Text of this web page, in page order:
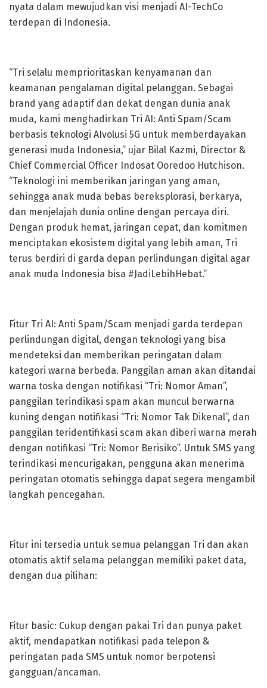
nyata dalam mewujudkan visi menjadi AI-TechCo
terdepan di Indonesia.
“Tri selalu memprioritaskan kenyamanan dan
keamanan pengalaman digital pelanggan. Sebagai
brand yang adaptif dan dekat dengan dunia anak
muda, kami menghadirkan Tri AI: Anti Spam/Scam
berbasis teknologi AIvolusi 5G untuk memberdayakan
generasi muda Indonesia,” ujar Bilal Kazmi, Director &
Chief Commercial Officer Indosat Ooredoo Hutchison.
“Teknologi ini memberikan jaringan yang aman,
sehingga anak muda bebas bereksplorasi, berkarya,
dan menjelajah dunia online dengan percaya diri.
Dengan produk hemat, jaringan cepat, dan komitmen
menciptakan ekosistem digital yang lebih aman, Tri
terus berdiri di garda depan perlindungan digital agar
anak muda Indonesia bisa #JadiLebihHebat.”
Fitur Tri AI: Anti Spam/Scam menjadi garda terdepan
perlindungan digital, dengan teknologi yang bisa
mendeteksi dan memberikan peringatan dalam
kategori warna berbeda. Panggilan aman akan ditandai
warna toska dengan notifikasi “Tri: Nomor Aman”,
panggilan terindikasi spam akan muncul berwarna
kuning dengan notifikasi “Tri: Nomor Tak Dikenal”, dan
panggilan teridentifikasi scam akan diberi warna merah
dengan notifikasi “Tri: Nomor Berisiko”. Untuk SMS yang
terindikasi mencurigakan, pengguna akan menerima
peringatan otomatis sehingga dapat segera mengambil
langkah pencegahan.
Fitur ini tersedia untuk semua pelanggan Tri dan akan
otomatis aktif selama pelanggan memiliki paket data,
dengan dua pilihan:
Fitur basic: Cukup dengan pakai Tri dan punya paket
aktif, mendapatkan notifikasi pada telepon &
peringatan pada SMS untuk nomor berpotensi
gangguan/ancaman.